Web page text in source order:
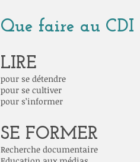
Que faire au CDI
LIRE
pour se détendre
pour se cultiver
pour s’informer
SE FORMER
Recherche documentaire